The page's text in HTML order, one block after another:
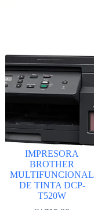
IMPRESORA
BROTHER
MULTIFUNCIONAL
DE TINTA DCP-
T520W